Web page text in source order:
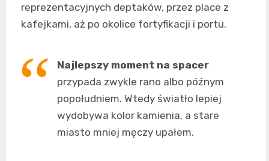
reprezentacyjnych deptaków, przez place z
kafejkami, aż po okolice fortyfikacji i portu.
Najlepszy moment na spacer
przypada zwykle rano albo późnym
popołudniem. Wtedy światło lepiej
wydobywa kolor kamienia, a stare
miasto mniej męczy upałem.